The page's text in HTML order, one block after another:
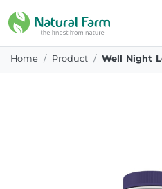
Home Product